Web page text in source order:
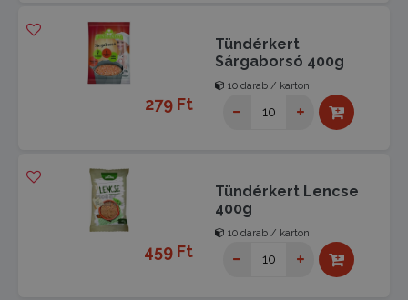
Tündérkert
Sárgaborsó 400g
10 darab / karton
279 Ft
Tündérkert Lencse
400g
10 darab / karton
459 Ft